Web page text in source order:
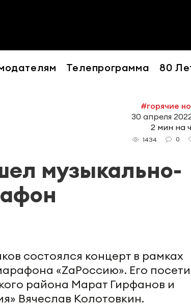
Телепрограмма 80
#горячие
30 апреля
2 мин на
1434 0
музыкально-
состоялся концерт в рамках
«ZаРоссию». Его
района Марат Гирфанов и
Вячеслав Колотовкин.